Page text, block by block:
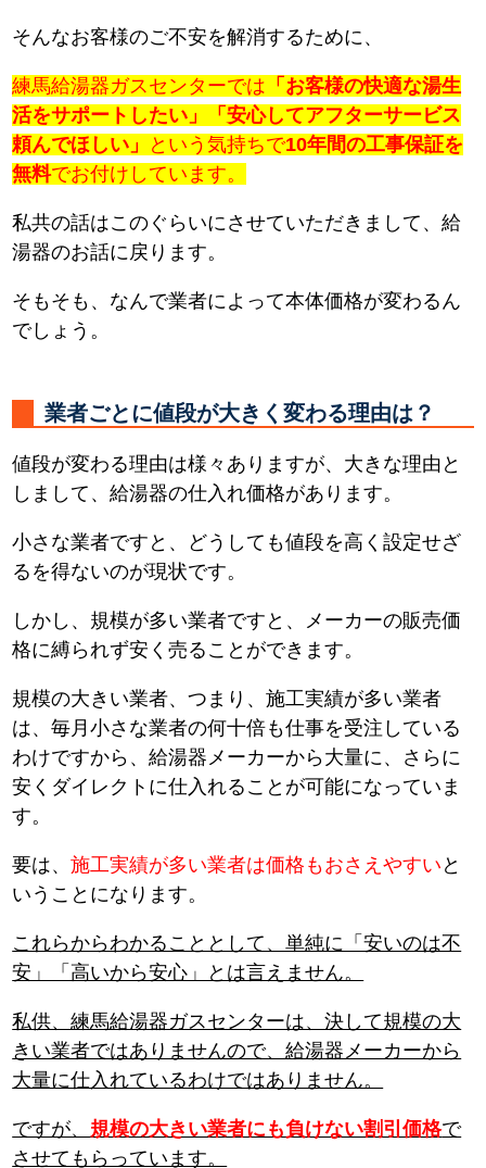
そんなお客様のご不安を解消するために、
練馬給湯器ガスセンターでは 「お客様の快適な湯生
活をサポートしたい」「安心してアフターサービス
頼んでほしい」
という気持ちで10年間の工事保証を
無料でお付けしています。
私共の話はこのぐらいにさせていただきまして、給
湯器のお話に戻ります。
そもそも、なんで業者によって本体価格が変わるん
でしょう。
業者ごとに値段が大きく変わる理由は？
値段が変わる理由は様々ありますが、大きな理由と
しまして、給湯器の仕入れ価格があります。
小さな業者ですと、どうしても値段を高く設定せざ
るを得ないのが現状です。
しかし、規模が多い業者ですと、メーカーの販売価
格に縛られず安く売ることができます。
規模の大きい業者、つまり、施工実績が多い業者
は、毎月小さな業者の何十倍も仕事を受注している
わけですから、給湯器メーカーから大量に、さらに
安くダイレクトに仕入れることが可能になっていま
す。
要は、施工実績が多い業者は価格もおさえやすい と
いうことになります。
これらからわかることとして、単純に「安いのは不
安」「高いから安心」とは言えません。
私供、練馬給湯器ガスセンターは、決して規模の大
きい業者ではありませんので、給湯器メーカーから
大量に仕入れているわけではありません。
ですが、 規模の大きい業者にも負けない割引価格で
させてもらっています。